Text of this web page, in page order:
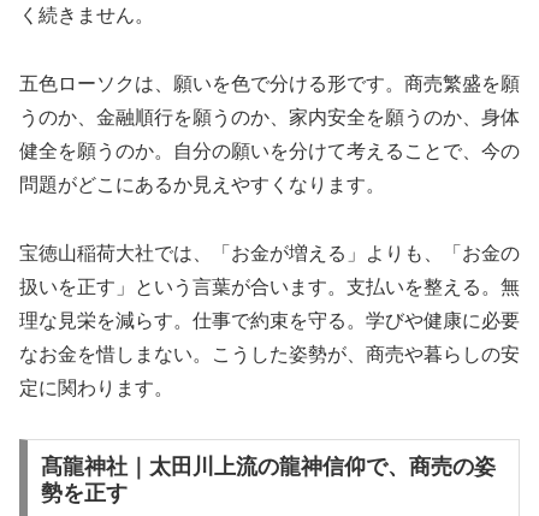
く続きません。
五色ローソクは、願いを色で分ける形です。商売繁盛を願
うのか、金融順行を願うのか、家内安全を願うのか、身体
健全を願うのか。自分の願いを分けて考えることで、今の
問題がどこにあるか見えやすくなります。
宝徳山稲荷大社では、「お金が増える」よりも、「お金の
扱いを正す」という言葉が合います。支払いを整える。無
理な見栄を減らす。仕事で約束を守る。学びや健康に必要
なお金を惜しまない。こうした姿勢が、商売や暮らしの安
定に関わります。
髙龍神社｜太田川上流の龍神信仰で、商売の姿
勢を正す